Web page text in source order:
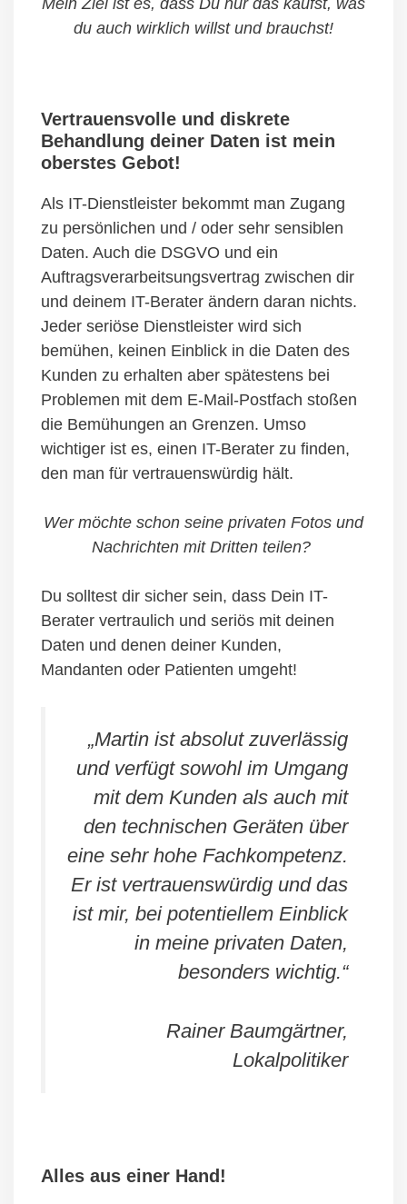
Mein Ziel ist es, dass Du nur das kaufst, was
du auch wirklich willst und brauchst!
Vertrauensvolle und diskrete
Behandlung deiner Daten ist mein
oberstes Gebot!
Als IT-Dienstleister bekommt man Zugang
zu persönlichen und / oder sehr sensiblen
Daten. Auch die DSGVO und ein
Auftragsverarbeitsungsvertrag zwischen dir
und deinem IT-Berater ändern daran nichts.
Jeder seriöse Dienstleister wird sich
bemühen, keinen Einblick in die Daten des
Kunden zu erhalten aber spätestens bei
Problemen mit dem E-Mail-Postfach stoßen
die Bemühungen an Grenzen. Umso
wichtiger ist es, einen IT-Berater zu finden,
den man für vertrauenswürdig hält.
Wer möchte schon seine privaten Fotos und
Nachrichten mit Dritten teilen?
Du solltest dir sicher sein, dass Dein IT-
Berater vertraulich und seriös mit deinen
Daten und denen deiner Kunden,
Mandanten oder Patienten umgeht!
„Martin ist absolut zuverlässig
und verfügt sowohl im Umgang
mit dem Kunden als auch mit
den technischen Geräten über
eine sehr hohe Fachkompetenz.
Er ist vertrauenswürdig und das
ist mir, bei potentiellem Einblick
in meine privaten Daten,
besonders wichtig.“
Rainer Baumgärtner,
Lokalpolitiker
Alles aus einer Hand!